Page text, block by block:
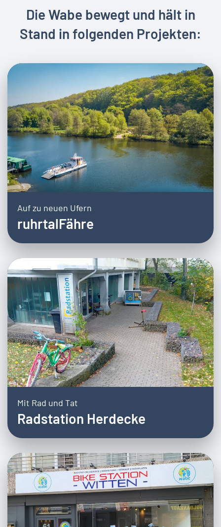
Die Wabe bewegt und hält in
Stand in folgenden Projekten:
Auf zu neuen Ufern
ruhrtalFähre
Mit Rad und Tat
Radstation Herdecke